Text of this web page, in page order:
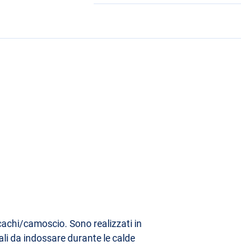
camoscio. Sono realizzati in
da indossare durante le calde